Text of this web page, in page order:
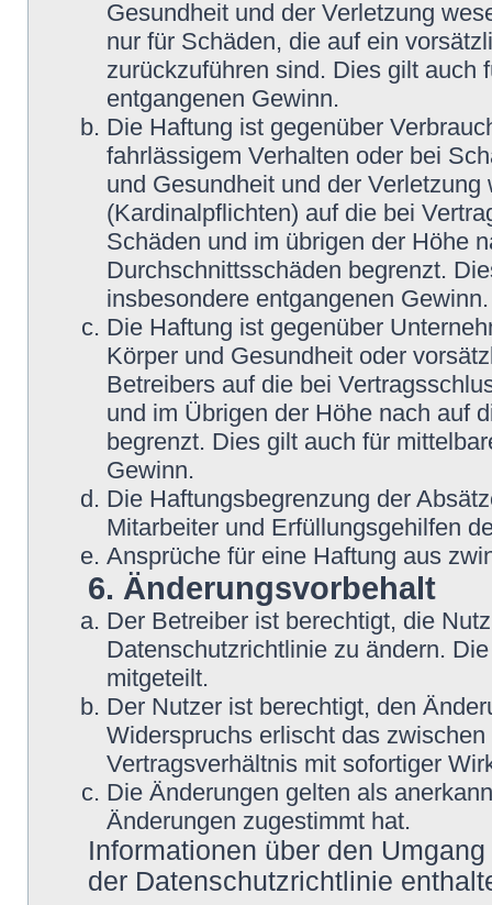
Gesundheit und der Verletzung
nur für Schäden, die auf ein
zurückzuführen sind. Dies gilt auch
entgangenen Gewinn.
Die Haftung ist gegenüber
fahrlässigem Verhalten oder bei
und Gesundheit und der
(Kardinalpflichten) auf die bei
Schäden und im übrigen der Höhe
Durchschnittsschäden begrenzt.
insbesondere entgangenen Gewinn.
Die Haftung ist gegenüber
Körper und Gesundheit oder
Betreibers auf die bei
und im Übrigen der Höhe nach auf
begrenzt. Dies gilt auch für
Gewinn.
Die Haftungsbegrenzung der
Mitarbeiter und Erfüllungsgehilfen
Ansprüche für eine Haftung aus
6. Änderungsvorbehalt
Der Betreiber ist berechtigt, die
Datenschutzrichtlinie zu ändern.
mitgeteilt.
Der Nutzer ist berechtigt, den
Widerspruchs erlischt das
Vertragsverhältnis mit sofortiger
Die Änderungen gelten als
Änderungen zugestimmt hat.
Informationen über den
der Datenschutzrichtlinie